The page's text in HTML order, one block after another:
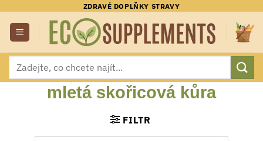
obsah
ZDRAVÉ DOPLŇKY STRAVY
Hledat:
mletá skořicová kůra
FILTR